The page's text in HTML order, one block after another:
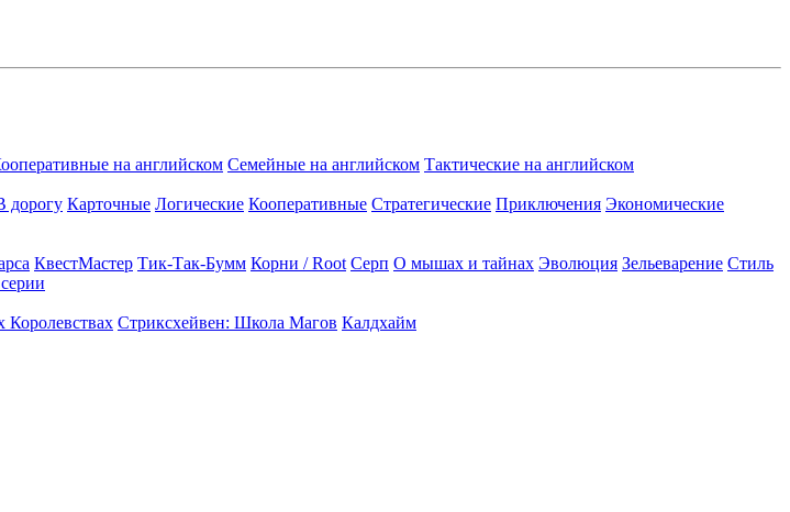
на английском Семейные на английском Тактические на английском
дорогу Карточные Логические Кооперативные Стратегические Приключения Экономические
КвестМастер Тик-Так-Бумм Корни / Root Серп О мышах и тайнах Эволюция Зельеварение Стиль
Стриксхейвен: Школа Магов Калдхайм